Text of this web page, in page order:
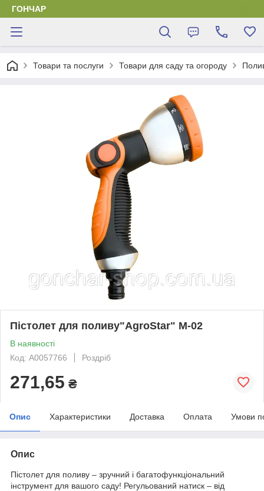
ГОНЧАР
Товари та послуги Товари для саду та огороду
Пістолет для поливу"AgroStar" М-02
В наявності
Код: А0057766
Роздріб
271,65 ₴
Опис Характеристики Доставка Оплата Умови
Опис
Пістолет для поливу – зручний і багатофункціональний
інструмент для вашого саду! Регульований натиск – від